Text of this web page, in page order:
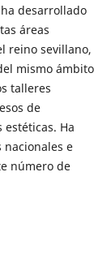
desarrollado
áreas
reino sevillano,
mismo ámbito
talleres
de
Ha
e
número de